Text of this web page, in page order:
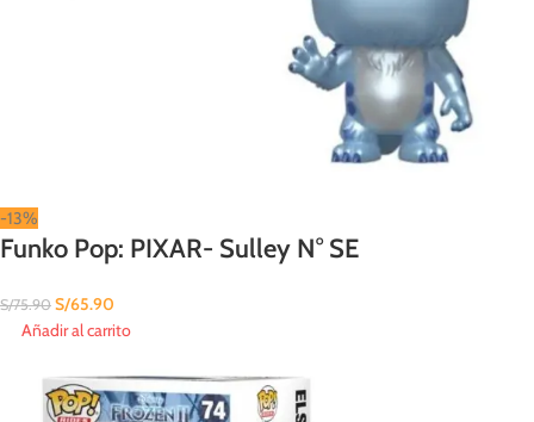
-13%
Funko Pop: PIXAR- Sulley N° SE
S/75.90 S/65.90
Añadir al carrito